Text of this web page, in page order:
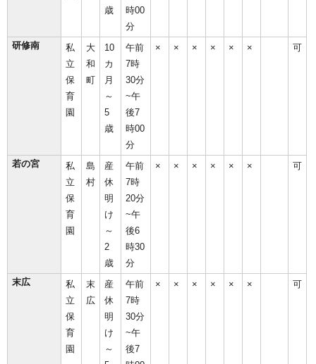
歳
時00
分
研修南
私
立
保
育
園
大
和
町
10
カ
月
～
5
歳
午前
7時
30分
~午
後7
時00
分
× × × × × × 可
若の宮
私
立
保
育
園
島
村
産
休
明
け
～
2
歳
午前
7時
20分
~午
後6
時30
分
× × × × × × 可
末広
私
立
保
育
園
末
広
産
休
明
け
～
午前
7時
30分
~午
後7
× × × × × × 可